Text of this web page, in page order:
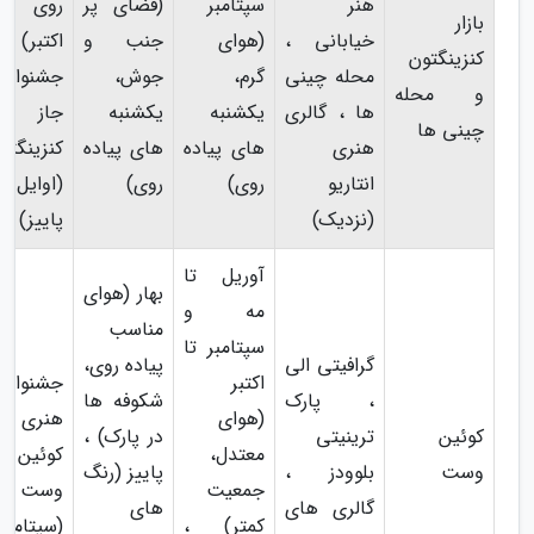
بازار
کنزینگتون
و محله
چینی ها
خیابانی ،
محله چینی
ها ، گالری
هنری
انتاریو
(نزدیک)
(هوای
گرم،
یکشنبه
های پیاده
روی)
جنب و
جوش،
یکشنبه
های پیاده
روی)
جشنواره
جاز
(اوایل
پاییز)
کوئین
وست
گرافیتی الی
، پارک
ترینیتی
بلوودز ،
گالری های
آوریل تا
مه و
سپتامبر تا
اکتبر
(هوای
معتدل،
جمعیت
کمتر) ،
بهار (هوای
مناسب
پیاده روی،
شکوفه ها
در پارک) ،
پاییز (رنگ
های
جشنواره
هنری
کوئین
وست